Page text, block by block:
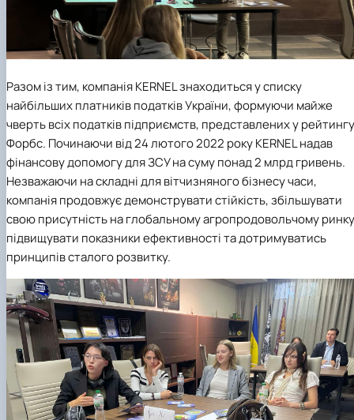
Разом із тим, компанія KERNEL знаходиться у списку
найбільших платників податків України, формуючи майже
чверть всіх податків підприємств, представлених у рейтингу
Форбс. Починаючи від 24 лютого 2022 року KERNEL надав
фінансову допомогу для ЗСУ на суму понад 2 млрд гривень.
Незважаючи на складні для вітчизняного бізнесу часи,
компанія продовжує демонструвати стійкість, збільшувати
свою присутність на глобальному агропродовольчому
підвищувати показники ефективності та дотримуватись
принципів сталого розвитку.